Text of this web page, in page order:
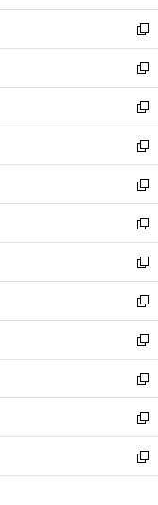
開
く
ウ
で
開
く
ン
ド
ウ
で
開
く
ウ
ィ
ン
ド
ウ
で
開
く
新
し
い
ウ
ィ
ン
ド
ウ
で
開
く
新
し
い
ウ
ィ
ン
ド
ウ
で
開
く
新
し
い
ウ
ィ
ン
ド
ウ
で
開
く
新
し
い
ウ
ィ
ン
ド
ウ
で
開
く
新
し
い
ウ
ィ
ン
ド
ウ
で
開
く
新
し
い
ウ
ィ
ン
ド
ウ
で
開
く
新
し
い
ウ
ィ
ン
ド
ウ
で
開
く
新
し
い
ウ
ィ
ン
ド
ウ
で
開
新
し
い
ウ
ィ
ン
ド
ウ
新
し
い
ウ
ィ
ン
新
し
い
ウ
新
し